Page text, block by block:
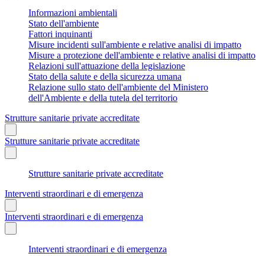
Informazioni ambientali
Stato dell'ambiente
Fattori inquinanti
Misure incidenti sull'ambiente e relative analisi di impatto
Misure a protezione dell'ambiente e relative analisi di impatto
Relazioni sull'attuazione della legislazione
Stato della salute e della sicurezza umana
Relazione sullo stato dell'ambiente del Ministero
dell'Ambiente e della tutela del territorio
Strutture sanitarie private accreditate
Strutture sanitarie private accreditate
Strutture sanitarie private accreditate
Interventi straordinari e di emergenza
Interventi straordinari e di emergenza
Interventi straordinari e di emergenza